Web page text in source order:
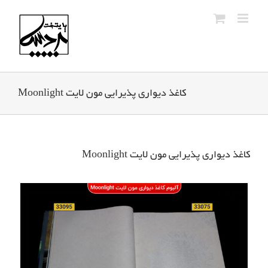
کاغذ دیواری پذیرایی مون لایت Moonlight
کاغذ دیواری پذیرایی مون لایت Moonlight